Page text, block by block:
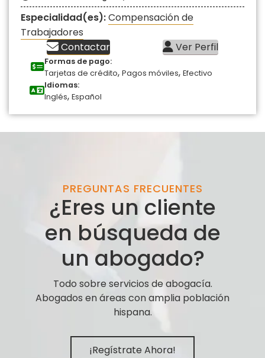
Especialidad(es):Compensación de
Trabajadores
Contactar
Ver Perfil
Formas de pago:
Tarjetas de crédito, Pagos móviles, Efectivo
Idiomas:
Inglés, Español
PREGUNTAS FRECUENTES
¿Eres un cliente
en búsqueda de
un abogado?
Todo sobre servicios de abogacía.
Abogados en áreas con amplia población
hispana.
¡Regístrate Ahora!